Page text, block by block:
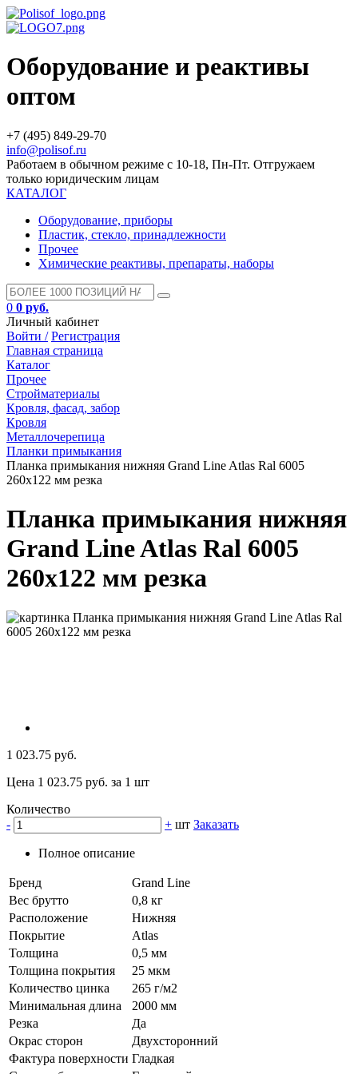
Оборудование и реактивы
оптом
+7 (495) 849-29-70
info@polisof.ru
Работаем в обычном режиме с 10-18, Пн-Пт. Отгружаем
только юридическим лицам
КАТАЛОГ
Оборудование, приборы
Пластик, стекло, принадлежности
Прочее
Химические реактивы, препараты, наборы
0 0 руб.
Личный кабинет
Войти / Регистрация
Главная страница
Каталог
Прочее
Стройматериалы
Кровля, фасад, забор
Кровля
Металлочерепица
Планки примыкания
Планка примыкания нижняя Grand Line Atlas Ral 6005
260х122 мм резка
Планка примыкания нижняя
Grand Line Atlas Ral 6005
260х122 мм резка
1 023.75 руб.
Цена 1 023.75 руб. за 1 шт
Количество
-
+ шт Заказать
Полное описание
Бренд
Grand Line
Вес брутто
0,8 кг
Расположение
Нижняя
Покрытие
Atlas
Толщина
0,5 мм
Толщина покрытия
25 мкм
Количество цинка
265 г/м2
Минимальная длина
2000 мм
Резка
Да
Окрас сторон
Двухсторонний
Фактура поверхности Гладкая